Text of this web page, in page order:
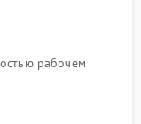
рабочем